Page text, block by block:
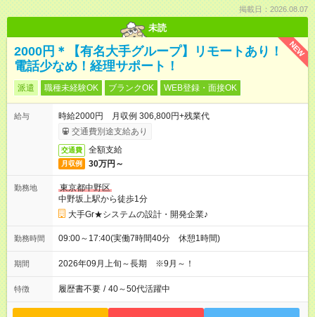
掲載日：2026.08.07
未読
NEW
2000円＊【有名大手グループ】リモートあり！
電話少なめ！経理サポート！
派遣 職種未経験OK ブランクOK WEB登録・面接OK
給与
時給2000円 月収例 306,800円+残業代
交通費別途支給あり
交通費 全額支給
月収例 30万円～
勤務地
東京都中野区
中野坂上駅から徒歩1分
大手Gr★システムの設計・開発企業♪
勤務時間 09:00～17:40(実働7時間40分 休憩1時間)
期間 2026年09月上旬～長期 ※9月～！
特徴 履歴書不要 / 40～50代活躍中